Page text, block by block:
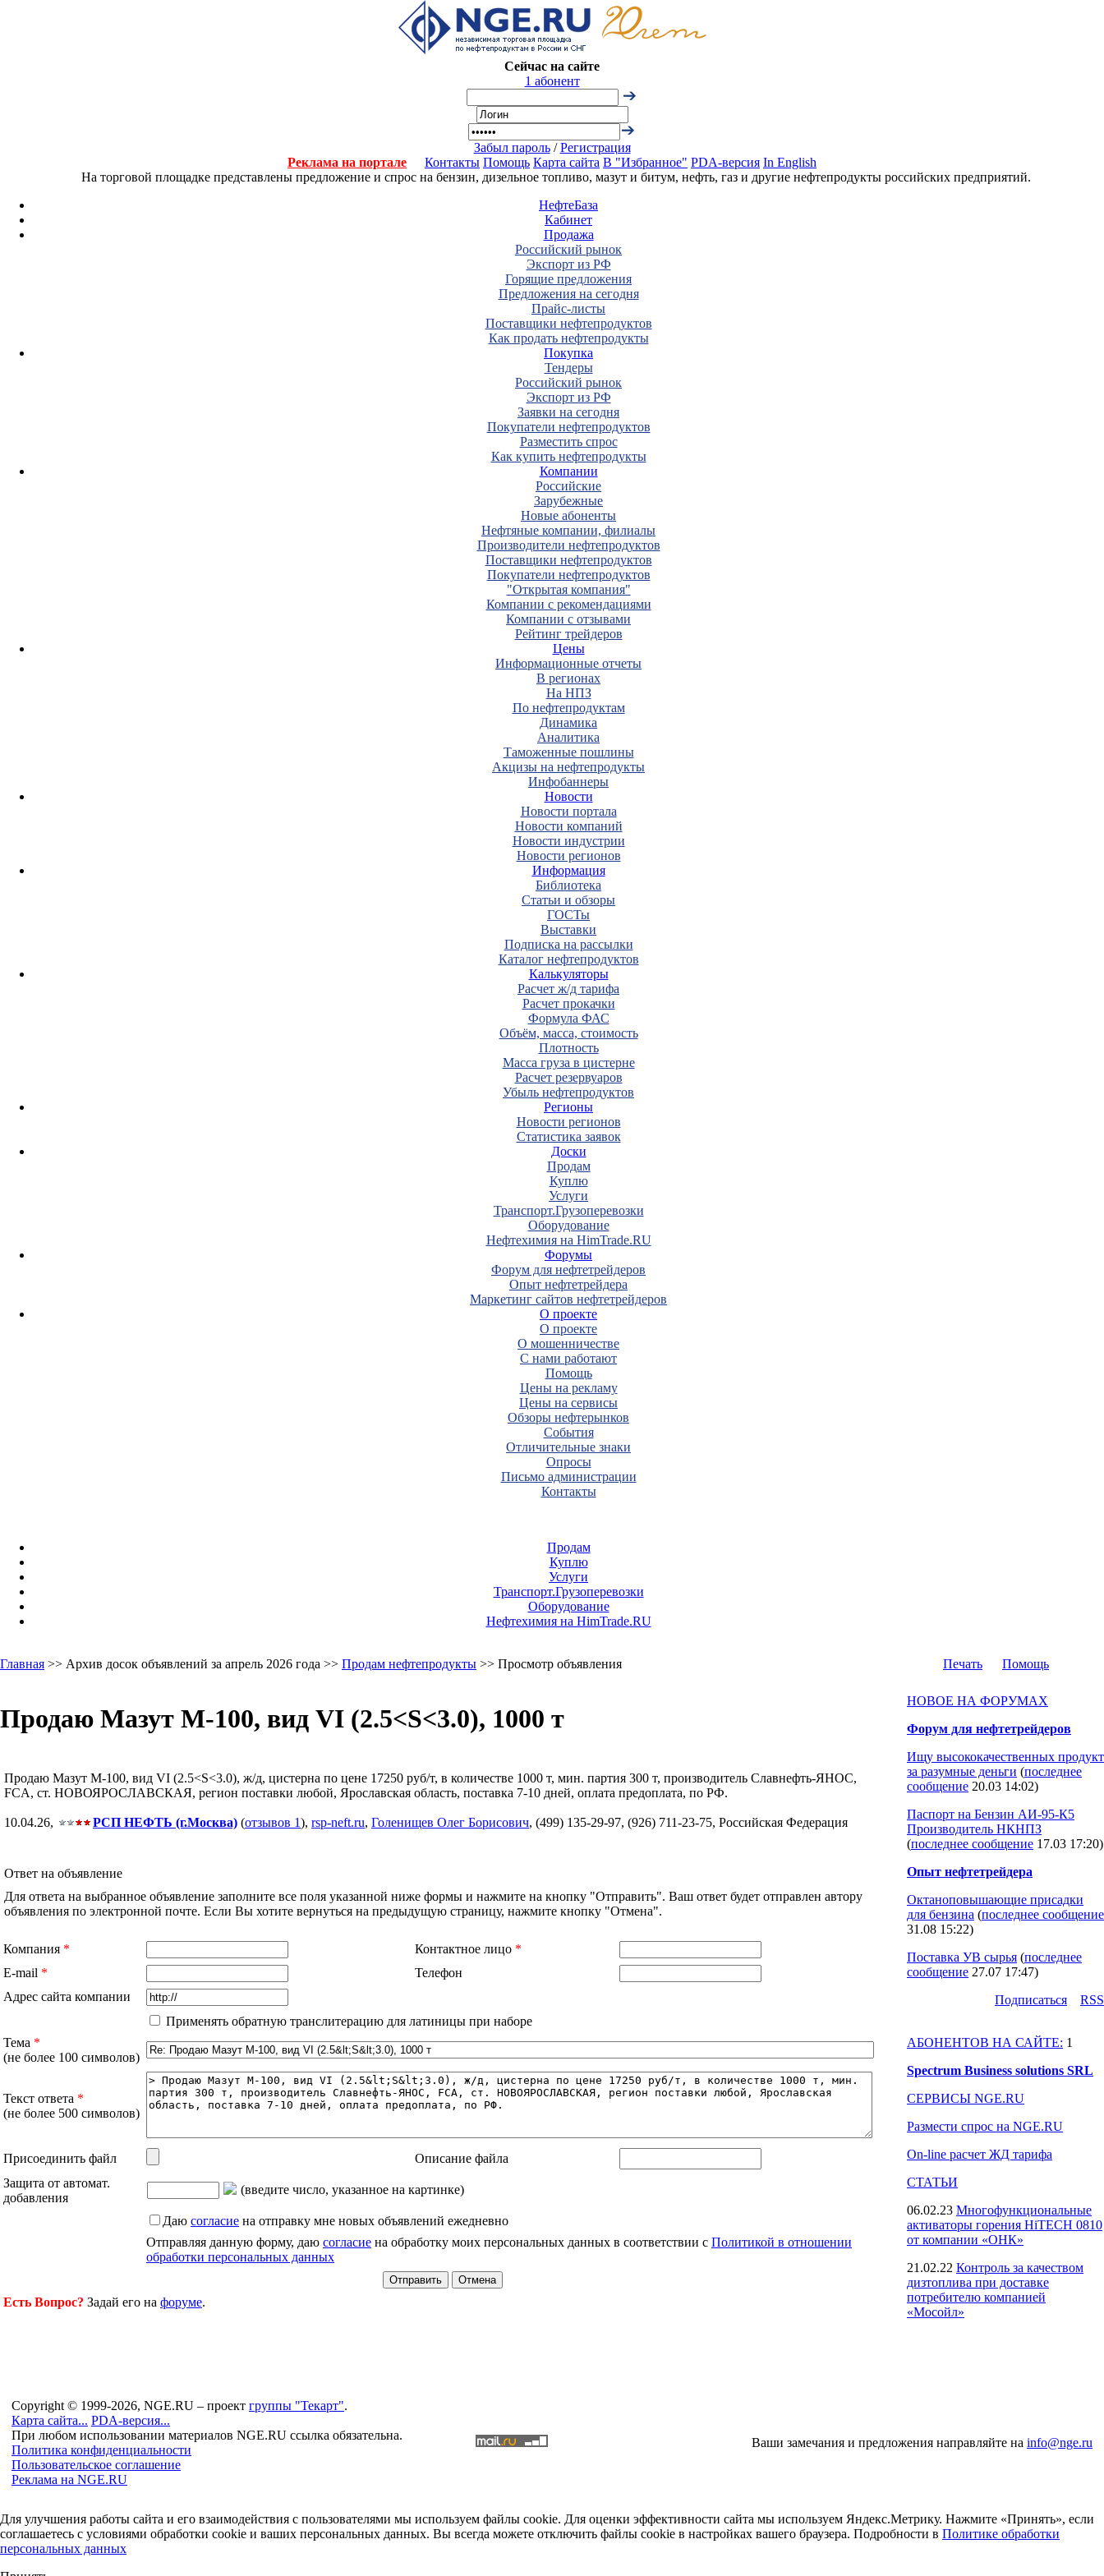
Сейчас на сайте
1 абонент
Забыл пароль/Регистрация
Реклама на портале
Контакты Помощь Карта сайта В "Избранное" PDA-версия In English
На торговой площадке представлены предложение и спрос на бензин, дизельное топливо, мазут и битум, нефть, газ и другие нефтепродукты российских предприятий.
НефтеБаза
Кабинет
Продажа
Российский рынок
Экспорт из РФ
Горящие предложения
Предложения на сегодня
Прайс-листы
Поставщики нефтепродуктов
Как продать нефтепродукты
Покупка
Тендеры
Российский рынок
Экспорт из РФ
Заявки на сегодня
Покупатели нефтепродуктов
Разместить спрос
Как купить нефтепродукты
Компании
Российские
Зарубежные
Новые абоненты
Нефтяные компании, филиалы
Производители нефтепродуктов
Поставщики нефтепродуктов
Покупатели нефтепродуктов
"Открытая компания"
Компании с рекомендациями
Компании с отзывами
Рейтинг трейдеров
Цены
Информационные отчеты
В регионах
На НПЗ
По нефтепродуктам
Динамика
Аналитика
Таможенные пошлины
Акцизы на нефтепродукты
Инфобаннеры
Новости
Новости портала
Новости компаний
Новости индустрии
Новости регионов
Информация
Библиотека
Статьи и обзоры
ГОСТы
Выставки
Подписка на рассылки
Каталог нефтепродуктов
Калькуляторы
Расчет ж/д тарифа
Расчет прокачки
Формула ФАС
Объём, масса, стоимость
Плотность
Масса груза в цистерне
Расчет резервуаров
Убыль нефтепродуктов
Регионы
Новости регионов
Статистика заявок
Доски
Продам
Куплю
Услуги
Транспорт.Грузоперевозки
Оборудование
Нефтехимия на HimTrade.RU
Форумы
Форум для нефтетрейдеров
Опыт нефтетрейдера
Маркетинг сайтов нефтетрейдеров
О проекте
О проекте
О мошенничестве
С нами работают
Помощь
Цены на рекламу
Цены на сервисы
Обзоры нефтерынков
События
Отличительные знаки
Опросы
Письмо администрации
Контакты
Продам
Куплю
Услуги
Транспорт.Грузоперевозки
Оборудование
Нефтехимия на HimTrade.RU
Главная >> Архив досок объявлений за апрель 2026 года >> Продам нефтепродукты >> Просмотр объявления Печать Помощь
Продаю Мазут М-100, вид VI (2.5<S<3.0), 1000 т
Продаю Мазут М-100, вид VI (2.5<S<3.0), ж/д, цистерна по цене 17250 руб/т, в количестве 1000 т, мин. партия 300 т, производитель Славнефть-ЯНОС,
FCA, ст. НОВОЯРОСЛАВСКАЯ, регион поставки любой, Ярославская область, поставка 7-10 дней, оплата предоплата, по РФ.
10.04.26, РСП НЕФТЬ (г.Москва) (отзывов 1), rsp-neft.ru, Голенищев Олег Борисович, (499) 135-29-97, (926) 711-23-75, Российская Федерация
Ответ на объявление
Для ответа на выбранное объявление заполните все поля указанной ниже формы и нажмите на кнопку "Отправить". Ваш ответ будет отправлен автору
объявления по электронной почте. Если Вы хотите вернуться на предыдущую страницу, нажмите кнопку "Отмена".
Компания * Контактное лицо *
E-mail *
Телефон
Адрес сайта компании
Применять обратную транслитерацию для латиницы при наборе
Тема *
(не более 100 символов)
Текст ответа *
(не более 500 символов)
Присоединить файл
Описание файла
Защита от автомат.
добавления
(введите число, указанное на картинке)
Даю согласие на отправку мне новых объявлений ежедневно
Отправляя данную форму, даю согласие на обработку моих персональных данных в соответствии с Политикой в отношении
обработки персональных данных
Есть Вопрос? Задай его на форуме.
НОВОЕ НА ФОРУМАХ
Форум для нефтетрейдеров
Ищу высококачественных продукт
за разумные деньги (последнее
сообщение 20.03 14:02)
Паспорт на Бензин АИ-95-К5
Производитель НКНПЗ
(последнее сообщение 17.03 17:20)
Опыт нефтетрейдера
Октаноповышающие присадки
для бензина (последнее сообщение
31.08 15:22)
Поставка УВ сырья (последнее
сообщение 27.07 17:47)
Подпиcаться
RSS
АБОНЕНТОВ НА САЙТЕ: 1
Spectrum Business solutions SRL
СЕРВИСЫ NGE.RU
Размести спрос на NGE.RU
On-line расчет ЖД тарифа
СТАТЬИ
06.02.23 Многофункциональные
активаторы горения HiTECH 0810
от компании «ОНК»
21.02.22 Контроль за качеством
дизтоплива при доставке
потребителю компанией
«Мосойл»
Copyright © 1999-2026, NGE.RU – проект группы "Текарт".
Карта сайта... PDA-версия...
При любом использовании материалов NGE.RU ссылка обязательна.
Политика конфиденциальности
Пользовательское соглашение
Реклама на NGE.RU
Ваши замечания и предложения направляйте на info@nge.ru
Для улучшения работы сайта и его взаимодействия с пользователями мы используем файлы cookie. Для оценки эффективности сайта мы используем Яндекс.Метрику. Нажмите «Принять», если
соглашаетесь с условиями обработки cookie и ваших персональных данных. Вы всегда можете отключить файлы cookie в настройках вашего браузера. Подробности в Политике обработки
персональных данных